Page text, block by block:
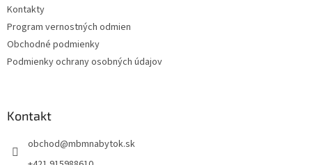
Kontakty
Program vernostných odmien
Obchodné podmienky
Podmienky ochrany osobných údajov
Kontakt
obchod@mbmnabytok.sk